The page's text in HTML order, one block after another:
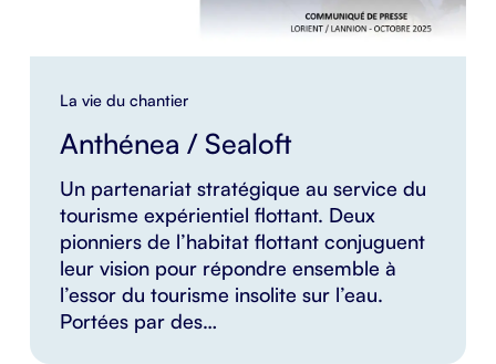
La vie du chantier
Anthénea / Sealoft
Un partenariat stratégique au service du
tourisme expérientiel flottant. Deux
pionniers de l’habitat flottant conjuguent
leur vision pour répondre ensemble à
l’essor du tourisme insolite sur l’eau.
Portées par des…